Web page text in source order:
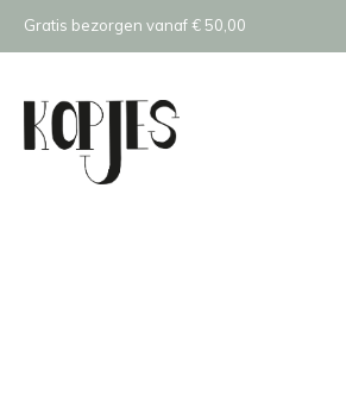
Gratis bezorgen vanaf € 50,00